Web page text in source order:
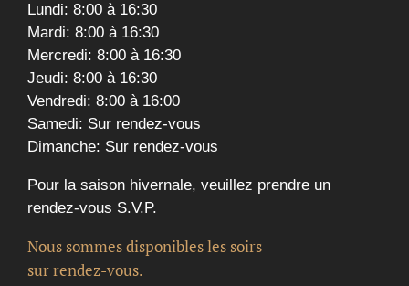
Lundi: 8:00 à 16:30
Mardi: 8:00 à 16:30
Mercredi: 8:00 à 16:30
Jeudi: 8:00 à 16:30
Vendredi: 8:00 à 16:00
Samedi: Sur rendez-vous
Dimanche: Sur rendez-vous
Pour la saison hivernale, veuillez prendre un
rendez-vous S.V.P.
Nous sommes disponibles les soirs
sur rendez-vous.